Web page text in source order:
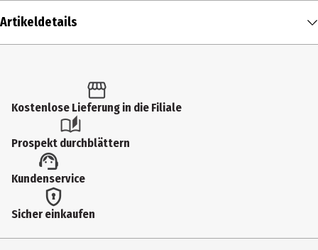
Artikeldetails
Produkttyp
Spieldauer in Min.
40 - 60 Minuten
Spieleranzahl
Kostenlose Lieferung in die Filiale
Prospekt durchblättern
Kundenservice
Sicher einkaufen